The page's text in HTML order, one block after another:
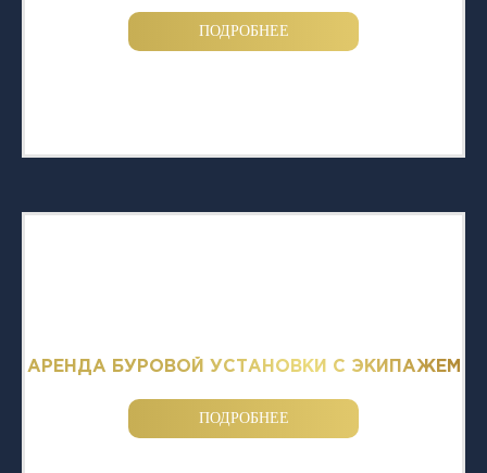
ПОДРОБНЕЕ
АРЕНДА БУРОВОЙ УСТАНОВКИ С ЭКИПАЖЕМ
ПОДРОБНЕЕ